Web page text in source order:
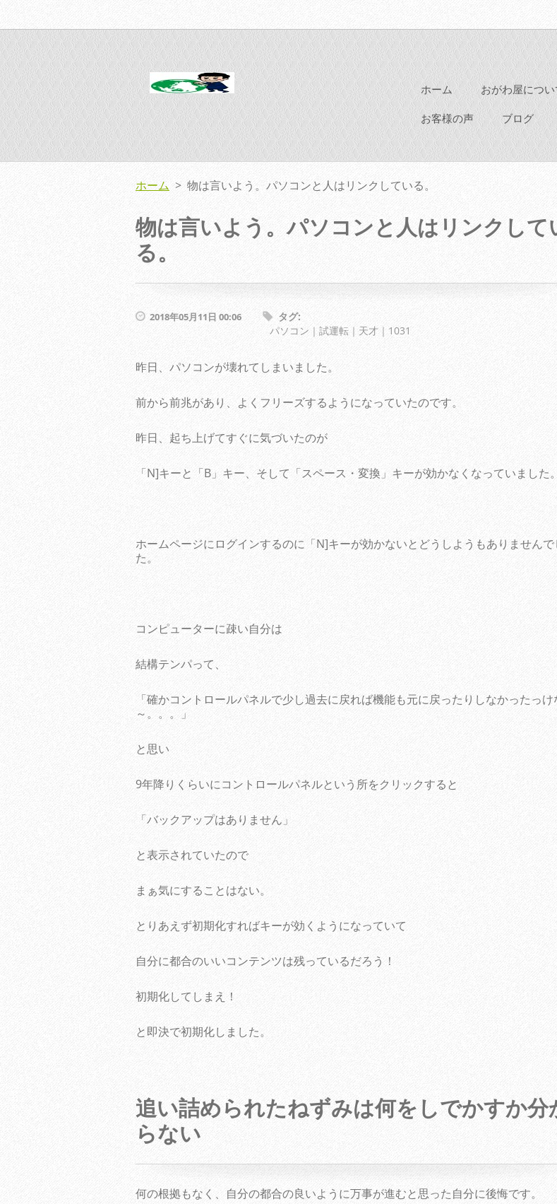
ホーム おがわ屋につい
お客様の声 ブログ
ホーム > 物は言いよう。パソコンと人はリンクしている。
物は言いよう。パソコンと人はリンクして
る。
2018年05月11日 00:06 タグ:
パソコン｜試運転｜天才｜1031
昨日、パソコンが壊れてしまいました。
前から前兆があり、よくフリーズするようになっていたのです。
昨日、起ち上げてすぐに気づいたのが
「N]キーと「B」キー、そして「スペース・変換」キーが効かなくなっていました。
ホームページにログインするのに「N]キーが効かないとどうしようもありませんで
た。
コンピューターに疎い自分は
結構テンパって、
「確かコントロールパネルで少し過去に戻れば機能も元に戻ったりしなかったっけ
～。。。」
と思い
9年降りくらいにコントロールパネルという所をクリックすると
「バックアップはありません」
と表示されていたので
まぁ気にすることはない。
とりあえず初期化すればキーが効くようになっていて
自分に都合のいいコンテンツは残っているだろう！
初期化してしまえ！
と即決で初期化しました。
追い詰められたねずみは何をしでかすか分
らない
何の根拠もなく、自分の都合の良いように万事が進むと思った自分に後悔です。